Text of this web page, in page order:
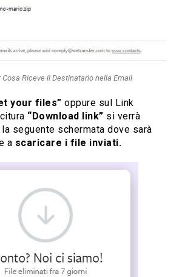
Cosa Riceve il Destinatario nella Email
your files” oppure sul Link
“Download link” si verrà
seguente schermata dove sarà
a scaricare i file inviati.